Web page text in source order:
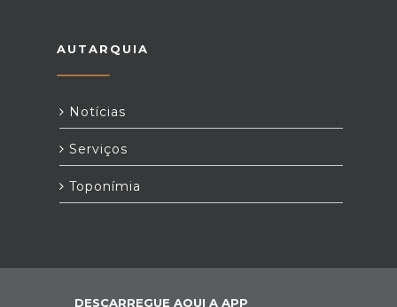
AUTARQUIA
Notícias
Serviços
Toponímia
DESCARREGUE AQUI A APP